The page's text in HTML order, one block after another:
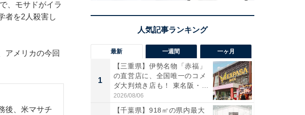
、モサドがイラ
者を2人殺害し
アメリカの今回
後、米マサチ
最新 一週間 一ヶ月
1
【三重県】伊勢名物「赤福」
の直営店に、全国唯一のコメ
ダ大判焼き店も！ 東名阪・
伊...
2026/08/06
【千葉県】918㎡の県内最大